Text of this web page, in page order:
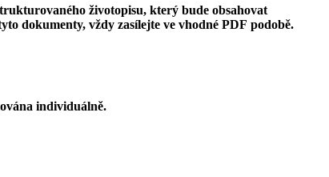
životopisu, který bude obsahovat
dokumenty, vždy zasílejte ve vhodné PDF podobě.
individuálně.